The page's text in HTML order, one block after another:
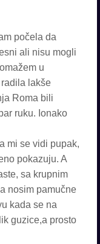
počela da
ali nisu mogli
u
lakše
Roma bili
ruku. Ionako
mi se vidi pupak,
pokazuju. A
sa krupnim
nosim pamučne
kada se na
guzice,a prosto